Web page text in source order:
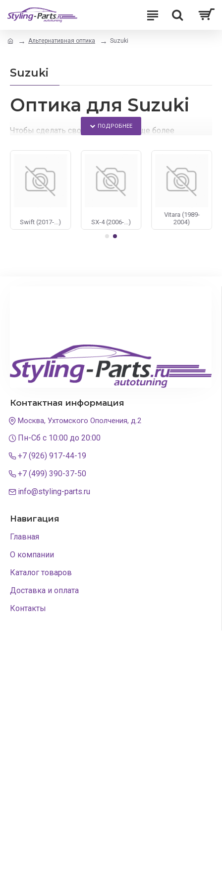
Альтернативная оптика Suzuki
Suzuki
Оптика для Suzuki
Чтобы сделать свой автомобиль еще более
С помощью нашего ресурса Вы сможете поменять
заводскую автомобильную оптику для Suzuki на
более стильную альтернативную оптику.
Нас выгодно отличает наличие широкого
ассортимента, выгодные цены, возможность
доставки в любой город России.
Swift (2017-...) SX-4 (2006-...)
Vitara (1989-
2004)
Контактная информация
Москва, Ухтомского Ополчения, д.2
Пн-Сб с 10:00 до 20:00
+7 (926) 917-44-19
+7 (499) 390-37-50
info@styling-parts.ru
Навигация
Главная
О компании
Каталог товаров
Доставка и оплата
Контакты